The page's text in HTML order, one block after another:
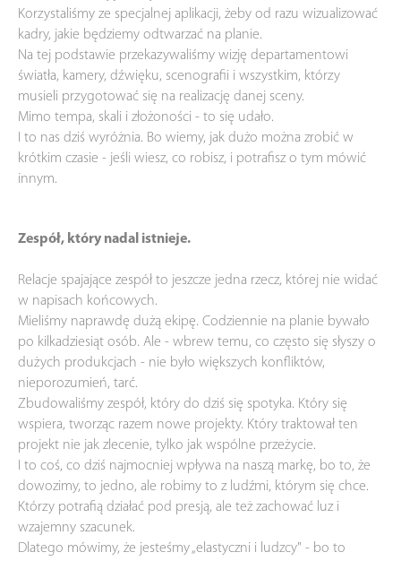
Korzystaliśmy ze specjalnej aplikacji, żeby od razu wizualizować
kadry, jakie będziemy odtwarzać na planie.
Na tej podstawie przekazywaliśmy wizję departamentowi
światła, kamery, dźwięku, scenografii i wszystkim, którzy
musieli przygotować się na realizację danej sceny.
Mimo tempa, skali i złożoności - to się udało.
I to nas dziś wyróżnia. Bo wiemy, jak dużo można zrobić w
krótkim czasie - jeśli wiesz, co robisz, i potrafisz o tym mówić
innym.
Zespół, który nadal istnieje.
Relacje spajające zespół to jeszcze jedna rzecz, której nie widać
w napisach końcowych.
Mieliśmy naprawdę dużą ekipę. Codziennie na planie bywało
po kilkadziesiąt osób. Ale - wbrew temu, co często się słyszy o
dużych produkcjach - nie było większych konfliktów,
nieporozumień, tarć.
Zbudowaliśmy zespół, który do dziś się spotyka. Który się
wspiera, tworząc razem nowe projekty. Który traktował ten
projekt nie jak zlecenie, tylko jak wspólne przeżycie.
I to coś, co dziś najmocniej wpływa na naszą markę, bo to, że
dowozimy, to jedno, ale robimy to z ludźmi, którym się chce.
Którzy potrafią działać pod presją, ale też zachować luz i
wzajemny szacunek.
Dlatego mówimy, że jesteśmy „elastyczni i ludzcy" - bo to